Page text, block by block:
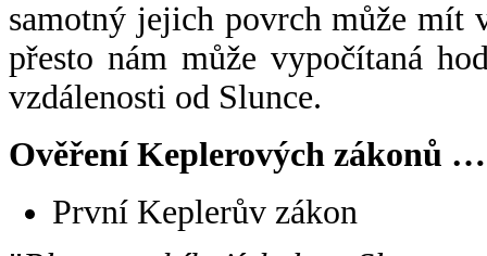
samotný jejich povrch může mít
přesto nám může vypočítaná
vzdálenosti od Slunce.
Ověření Keplerových zákonů …
První Keplerův zákon